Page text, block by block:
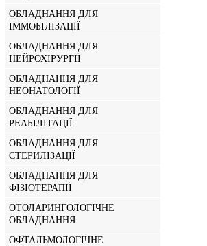
ОБЛАДНАННЯ ДЛЯ
ІММОБІЛІЗАЦІЇ
ОБЛАДНАННЯ ДЛЯ
НЕЙРОХІРУРГІЇ
ОБЛАДНАННЯ ДЛЯ
НЕОНАТОЛОГІЇ
ОБЛАДНАННЯ ДЛЯ
РЕАБІЛІТАЦІЇ
ОБЛАДНАННЯ ДЛЯ
СТЕРИЛІЗАЦІЇ
ОБЛАДНАННЯ ДЛЯ
ФІЗІОТЕРАПІЇ
ОТОЛАРИНГОЛОГІЧНЕ
ОБЛАДНАННЯ
ОФТАЛЬМОЛОГІЧНЕ